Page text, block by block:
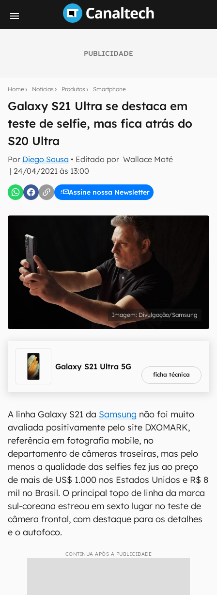
PUBLICIDADE
Home Notícias Produtos Smartphone
Galaxy S21 Ultra se destaca em
teste de selfie, mas fica atrás do
S20 Ultra
Por Diego Sousa • Editado por Wallace Moté
| 24/04/2021 às 13:00
Assine nossa Newsletter
notícias e reviews sobre tecnologia em primeira
mão.
E-mail
inscreva-se
Confirmo que li, aceito e concordo com os Termos de
Uso e Política de Privacidade do Canaltech.
Divulgação/Samsung
Galaxy S21 Ultra 5G
ficha técnica
A linha Galaxy S21 da Samsung não foi muito
avaliada positivamente pelo site DXOMARK,
referência em fotografia mobile, no
departamento de câmeras traseiras, mas pelo
menos a qualidade das selfies fez jus ao preço
de mais de US$ 1.000 nos Estados Unidos e R$ 8
mil no Brasil. O principal topo de linha da marca
sul-coreana estreou em sexto lugar no teste de
câmera frontal, com destaque para os detalhes
e o autofoco.
CONTINUA APÓS A PUBLICIDADE